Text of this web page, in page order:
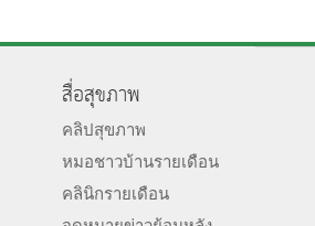
สื่อสุขภาพ
คลิปสุขภาพ
หมอชาวบ้านรายเดือน
คลินิกรายเดือน